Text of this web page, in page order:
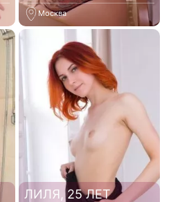
Москва
ЛИЛЯ, 25 ЛЕТ